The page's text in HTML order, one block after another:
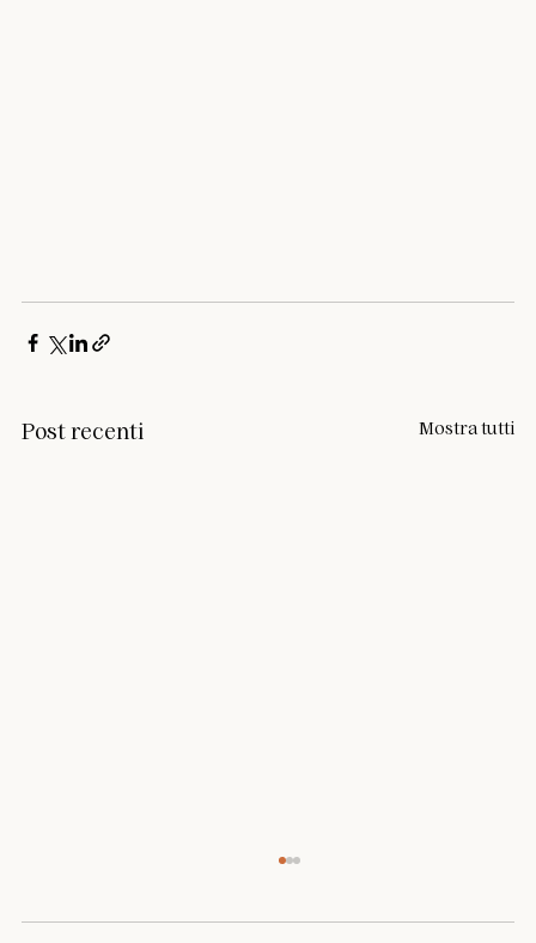
Post recenti Mostra tutti